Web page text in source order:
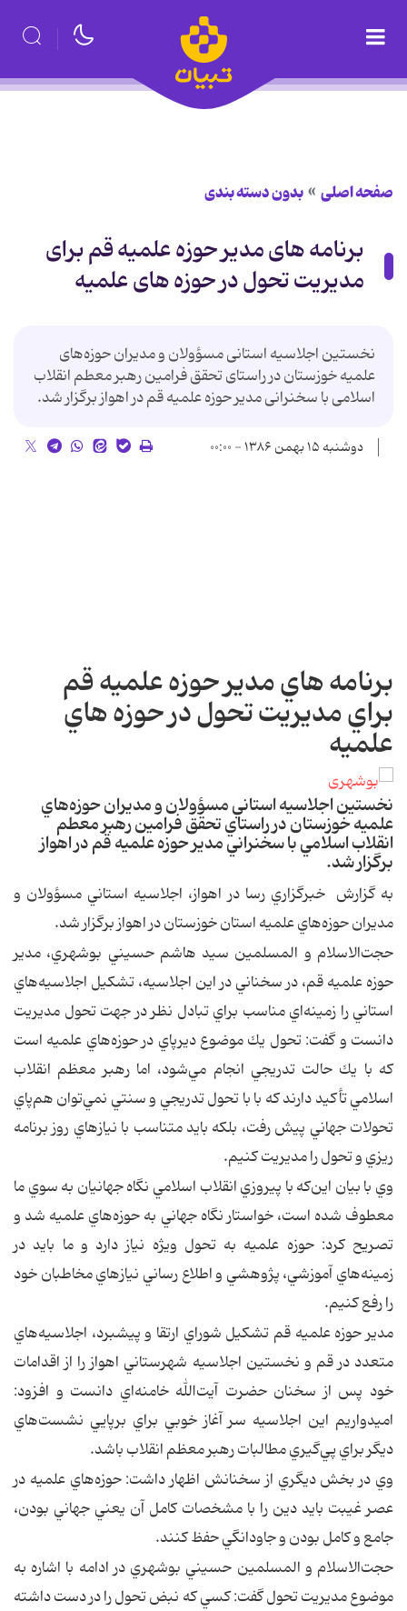
صفحه اصلی بدون دسته بندی
برنامه های مدیر حوزه علمیه قم برای
مدیریت تحول در حوزه های علمیه
نخستین اجلاسیه استانی مسؤولان و مدیران حوزه‌های
علمیه خوزستان در راستای تحقق فرامین رهبر معطم انقلاب
اسلامی با سخنرانی مدیر حوزه علمیه قم در اهواز برگزار شد.
دوشنبه ۱۵ بهمن ۱۳۸۶ - ۰۰:۰۰
برنامه هاي مدير حوزه علميه قم
براي مديريت تحول در حوزه هاي
علميه
نخستين اجلاسيه استاني مسؤولان و مديران حوزه‌هاي
علميه خوزستان در راستاي تحقق فرامين رهبر معطم
انقلاب اسلامي با سخنراني مدير حوزه علميه قم در اهواز
برگزار شد.
به گزارش خبرگزاري رسا در اهواز، اجلاسيه استاني مسؤولان و
مديران حوزه‌هاي علميه استان خوزستان در اهواز برگزار شد.
حجت‌الاسلام و المسلمين سيد هاشم حسيني بوشهري، مدير
حوزه علميه قم، در سخناني در اين اجلاسيه، تشكيل اجلاسيه‌هاي
استاني را زمينه‌اي مناسب براي تبادل نظر در جهت تحول مديريت
دانست و گفت: تحول يك موضوع ديرپاي در حوزه‌هاي علميه است
كه با يك حالت تدريجي انجام مي‌شود، اما رهبر معظم انقلاب
اسلامي تأكيد دارند كه با با تحول تدريجي و سنتي نمي‌توان هم‌پاي
تحولات جهاني پيش رفت، بلكه بايد متناسب با نيازهاي روز برنامه
ريزي و تحول را مديريت كنيم.
وي با بيان اين‌كه با پيروزي انقلاب اسلامي نگاه جهانيان به سوي ما
معطوف شده است، خواستار نگاه جهاني به حوزه‌هاي علميه شد و
تصريح كرد: حوزه علميه به تحول ويژه نياز دارد و ما بايد در
زمينه‌هاي آموزشي، پژوهشي و اطلاع رساني نيازهاي مخاطبان خود
را رفع كنيم.
مدير حوزه علميه قم تشكيل شوراي ارتقا و پيشبرد، اجلاسيه‌هاي
متعدد در قم و نخستين اجلاسيه شهرستاني اهواز را از اقدامات
خود پس از سخنان حضرت آيت‌الله خامنه‌اي دانست و افزود:
اميدواريم اين اجلاسيه سر آغاز خوبي براي برپايي نشست‌هاي
ديگر براي پي‌گيري مطالبات رهبر معظم انقلاب باشد.
وي در بخش ديگري از سخنانش اظهار داشت: حوزه‌هاي علميه در
عصر غيبت بايد دين را با مشخصات كامل آن يعني جهاني بودن،
جامع و كامل بودن و جاودانگي حفظ كنند.
حجت‌الاسلام و المسلمين حسيني بوشهري در ادامه با اشاره به
موضوع مديريت تحول گفت: كسي كه نبض تحول را در دست داشته